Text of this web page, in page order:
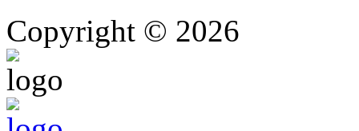
Copyright © 2026